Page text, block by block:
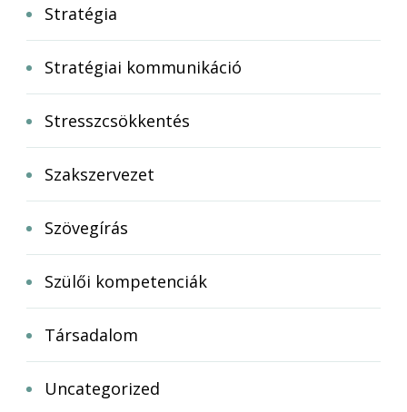
Stratégia
Stratégiai kommunikáció
Stresszcsökkentés
Szakszervezet
Szövegírás
Szülői kompetenciák
Társadalom
Uncategorized